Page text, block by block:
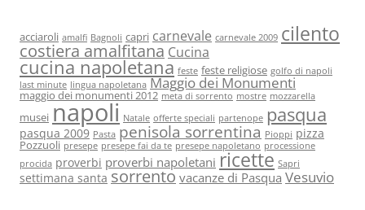
acciaroli amalfi Bagnoli capri carnevale carnevale 2009 cilento
costiera amalfitana Cucina
cucina napoletana feste feste religiose golfo di napoli
last minute lingua napoletana Maggio dei Monumenti
maggio dei monumenti 2012 meta di sorrento mostre mozzarella
musei napoli Natale offerte speciali partenope pasqua
pasqua 2009 Pasta penisola sorrentina Pioppi pizza
Pozzuoli presepe presepe fai da te presepe napoletano processione
procida proverbi proverbi napoletani ricette Sapri
settimana santa sorrento vacanze di Pasqua Vesuvio